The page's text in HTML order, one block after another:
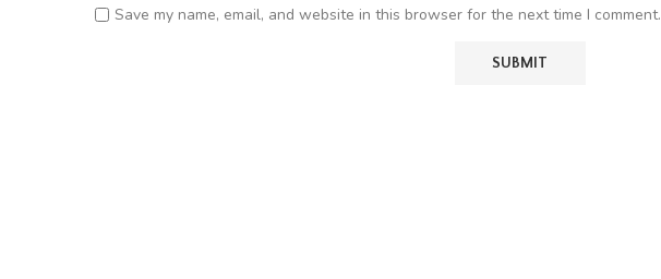
Save my name, email, and website in this browser for the next time I comment.